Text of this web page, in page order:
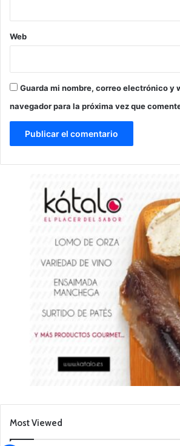
Web
Guarda mi nombre, correo electrónico y
navegador para la próxima vez que
Most Viewed